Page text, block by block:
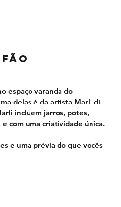
espaço varanda do
delas é da artista Marli di
incluem jarros, potes,
com uma criatividade única.
e uma prévia do que vocês